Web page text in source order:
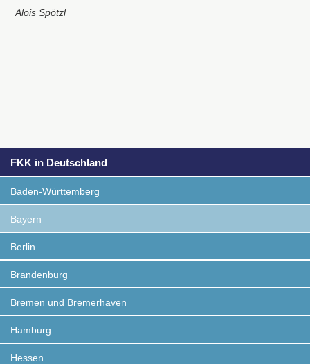
Alois Spötzl
FKK in Deutschland
Baden-Württemberg
Bayern
Berlin
Brandenburg
Bremen und Bremerhaven
Hamburg
Hessen